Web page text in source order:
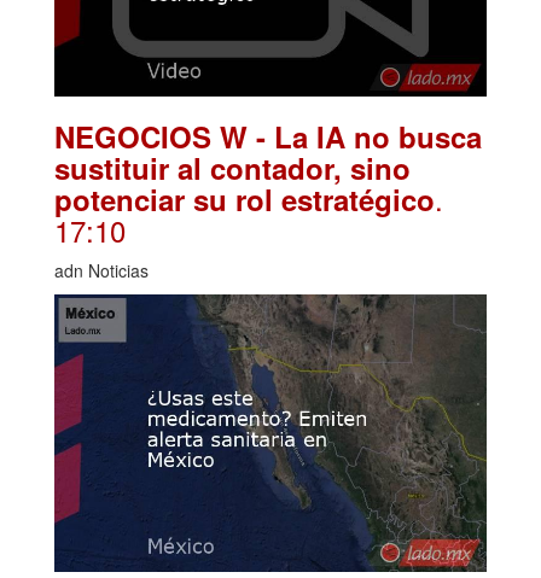
NEGOCIOS W - La IA no busca
sustituir al contador, sino
potenciar su rol estratégico.
17:10
adn Noticias